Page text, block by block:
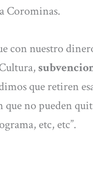
Corominas.
con nuestro
que retiren
que no pueden
etc, etc”.